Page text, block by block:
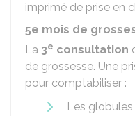
imprimé de prise en
5e mois de
La 3e consultation
de grossesse. Une
pour comptabiliser :
Les